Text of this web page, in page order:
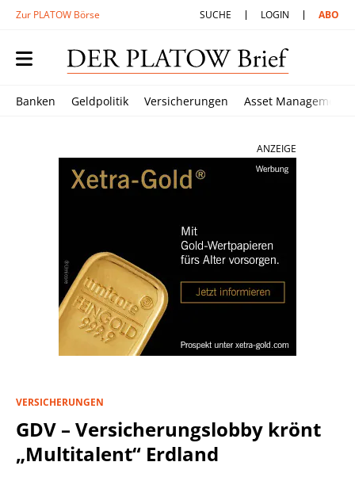
Zur PLATOW Börse SUCHE LOGIN ABO
Banken Geldpolitik Versicherungen Asset Management
ANZEIGE
VERSICHERUNGEN
GDV – Versicherungslobby krönt
„Multitalent“ Erdland